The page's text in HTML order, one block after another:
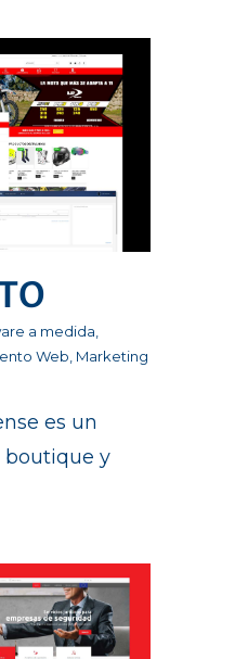
a medida
Web Marketing
es un
boutique y